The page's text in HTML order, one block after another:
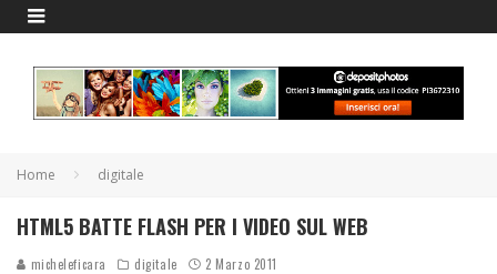
Home digitale
HTML5 BATTE FLASH PER I VIDEO SUL WEB
micheleficara digitale 2 Marzo 2011